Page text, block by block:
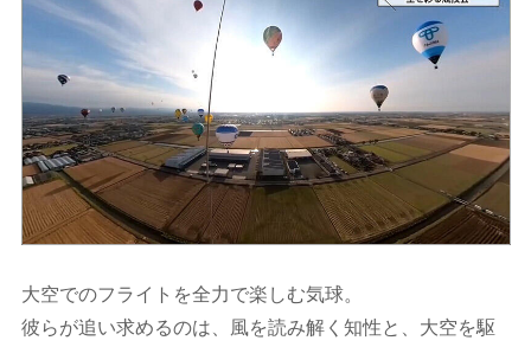
大空でのフライトを全力で楽しむ気球。
彼らが追い求めるのは、風を読み解く知性と、大空を駆